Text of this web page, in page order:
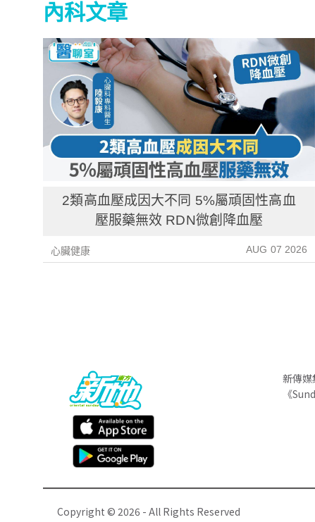
內科文章
2類高血壓成因大不同 5%屬頑固性高血
壓服藥無效 RDN微創降血壓
心臟健康 AUG 07 2026